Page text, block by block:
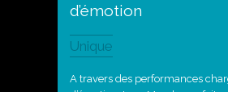
d’émotion
Unique
A travers des performances